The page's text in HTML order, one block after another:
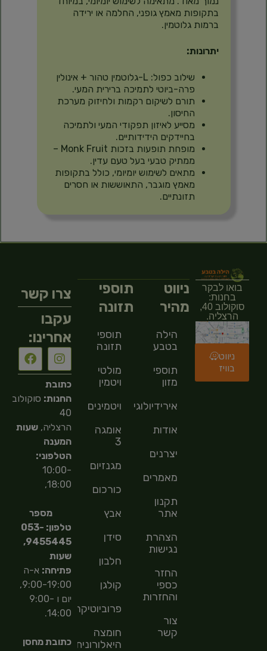
בתקופות מאמץ גופני, החלמה או ירידה
ברמות גלוטמין.
יתרונות:
שילוב כפול: L-גלוטמין טהור + אינולין
פרה-ביוטי לתמיכה ברירית המעי.
תורם לשיקום רקמות ולחיזוק מערכת
החיסון.
מסייע לאיזון תפקודי המעי ולתמיכה
בחיידקים הידידותיים.
מופחת תופעות בזכות Monk Fruit –
ממתיק טבעי בעל טעם עדין.
מתאים לשימוש יומיומי, כולל בתקופות
מאמץ מוגבר, התאוששות או חסרים
תזונתיים.
בואו לבקר
בחנות:
סוקולוב 40,
הרצליה.
ניווט
בוויז
ניווט
מהיר
הילה
בטבע
תוספי
מזון
אירידיולוגיה
אודות
יצרנים
מאמרים
תקנון
אתר
הצהרת
נגישות
החזר
כספי
והחזרות
צור
קשר
תוספי
תזונה
תוספי
תזונה
מולטי
ויטמין
ויטמינים
אומגה
3
מגנזיום
כורכום
אבץ
סידן
חלבון
קולגן
פרוביוטיקה
חומצה
היאלורונית
צרו קשר
עקבו
אחרינו:
כתובת
החנות: סוקולוב
40
הרצליה,שעות
המענה
הטלפוני:
10:00-
18:00,
מספר
טלפון: 053-
9455445,
שעות
פתיחה: א-ה
9:00-19:00,
יום ו 9:00-
14:00.
כתובת מחסן